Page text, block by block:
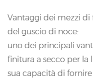
Vantaggi dei mezzi di
del guscio di noce:
uno dei principali
finitura a secco per la
sua capacità di